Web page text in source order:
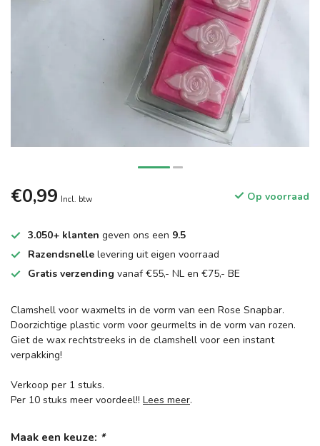
€0,99 Incl. btw Op voorraad
3.050+ klanten geven ons een 9.5
Razendsnelle levering uit eigen voorraad
Gratis verzending vanaf €55,- NL en €75,- BE
Clamshell voor waxmelts in de vorm van een Rose Snapbar.
Doorzichtige plastic vorm voor geurmelts in de vorm van rozen.
Giet de wax rechtstreeks in de clamshell voor een instant
verpakking!
Verkoop per 1 stuks.
Per 10 stuks meer voordeel!! Lees meer.
Maak een keuze: *